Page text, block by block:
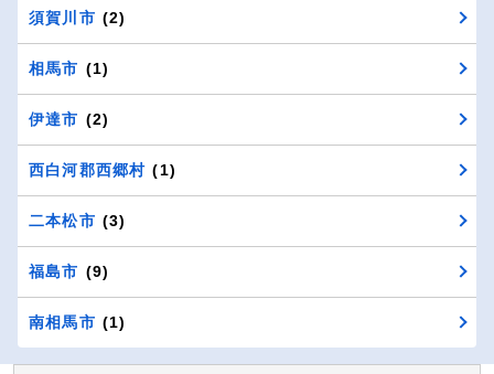
須賀川市 (2)
相馬市 (1)
伊達市 (2)
西白河郡西郷村 (1)
二本松市 (3)
福島市 (9)
南相馬市 (1)